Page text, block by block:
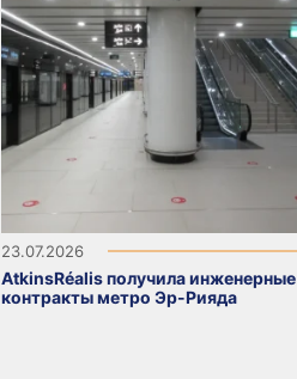
23.07.2026
AtkinsRéalis получила инженерные
контракты метро Эр-Рияда